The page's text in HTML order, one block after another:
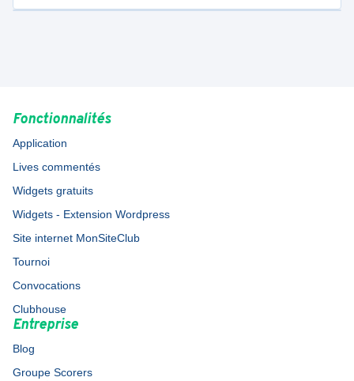
Fonctionnalités
Application
Lives commentés
Widgets gratuits
Widgets - Extension Wordpress
Site internet MonSiteClub
Tournoi
Convocations
Clubhouse
Entreprise
Blog
Groupe Scorers